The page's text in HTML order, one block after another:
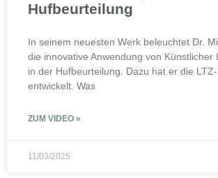
Hufbeurteilung
In seinem neuesten Werk beleuchtet Dr.
die innovative Anwendung von Künstlicher
in der Hufbeurteilung. Dazu hat er die
entwickelt. Was
ZUM VIDEO »
11/03/2025